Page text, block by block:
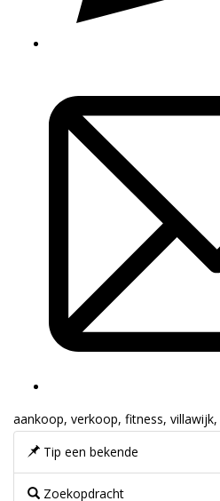
aankoop, verkoop, fitness, villawijk,
Tip een bekende
Zoekopdracht